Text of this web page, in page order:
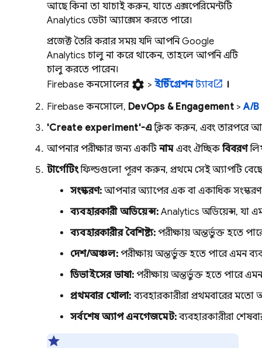
আছে কিনা তা যাচাই করুন, যাতে এক্সপেরিমেন্টটি
Analytics ডেটা অ্যাক্সেস করতে পারে।
প্রজেক্ট তৈরি করার সময় যদি আপনিGoogle
Analytics চালু না করে থাকেন, তাহলে আপনি এটি
চালু করতে পারেন।
Firebase কনসোলের settings > ইন্টিগ্রেশনট্যাব
।
Firebase কনসোলে, DevOps & Engagement>A/
'Create experiment'-এক্লিক করুন, এবং তারপরে
আপনার পরীক্ষার জন্য একটিনামএবং ঐচ্ছিকবিবরণ
টার্গেটিংফিল্ডগুলো পূরণ করুন, প্রথমে সেই অ্যাপটি বেছে
সংস্করণ: আপনার অ্যাপের এক বা একাধিক সংস্করণ
ব্যবহারকারী অডিয়েন্স: Analytics অডিয়েন্স, যা
ব্যবহারকারীর বৈশিষ্ট্য: পরীক্ষায় অন্তর্ভুক্ত হতে
দেশ/অঞ্চল:পরীক্ষায় অন্তর্ভুক্ত হতে পারে এমন
ডিভাইসের ভাষা: পরীক্ষায় অন্তর্ভুক্ত হতে পারে
প্রথমবার খোলা: ব্যবহারকারীরা প্রথমবারের
সর্বশেষ অ্যাপ এনগেজমেন্ট:ব্যবহারকারীরা